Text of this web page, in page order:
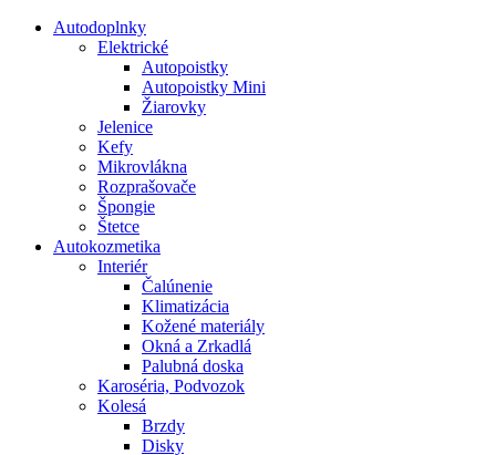
Autodoplnky
Elektrické
Autopoistky
Autopoistky Mini
Žiarovky
Jelenice
Kefy
Mikrovlákna
Rozprašovače
Špongie
Štetce
Autokozmetika
Interiér
Čalúnenie
Klimatizácia
Kožené materiály
Okná a Zrkadlá
Palubná doska
Karoséria, Podvozok
Kolesá
Brzdy
Disky